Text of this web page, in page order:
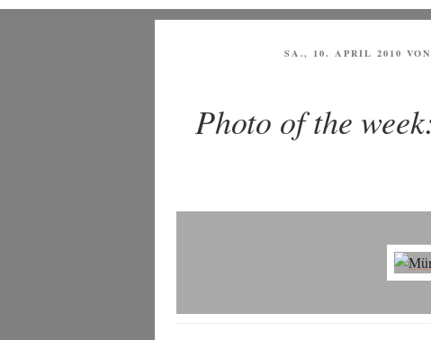
VERÖFFENTLICHT
SA., 10. APRIL 2010
Photo of the